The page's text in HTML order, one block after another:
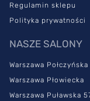
Regulamin sklepu
Polityka prywatności
NASZE SALONY
Warszawa Połczyńska
Warszawa Płowiecka
Warszawa Puławska